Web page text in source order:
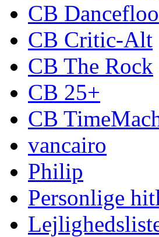
CB
CB Critic-Alt
CB The Rock
CB 25+
CB
vancairo
Philip
Personlige